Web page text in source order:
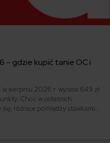
– gdzie kupić tanie OC i
sierpniu 2026 r. wynosi 649 zł
Choć w ostatnich
się, różnice pomiędzy stawkami
znaleźć najtańsze OC w Polsce